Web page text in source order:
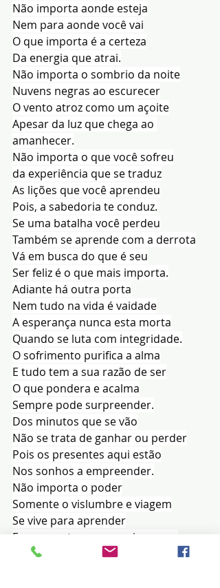
Não importa aonde esteja
Nem para aonde você vai
O que importa é a certeza
Da energia que atrai.
Não importa o sombrio da noite
Nuvens negras ao escurecer
O vento atroz como um açoite
Apesar da luz que chega ao
amanhecer.
Não importa o que você sofreu
da experiência que se traduz
As lições que você aprendeu
Pois, a sabedoria te conduz.
Se uma batalha você perdeu
Também se aprende com a derrota
Vá em busca do que é seu
Ser feliz é o que mais importa.
Adiante há outra porta
Nem tudo na vida é vaidade
A esperança nunca esta morta
Quando se luta com integridade.
O sofrimento purifica a alma
E tudo tem a sua razão de ser
O que pondera e acalma
Sempre pode surpreender.
Dos minutos que se vão
Não se trata de ganhar ou perder
Pois os presentes aqui estão
Nos sonhos a empreender.
Não importa o poder
Somente o vislumbre e viagem
Se vive para aprender
E se encantar com a paisagem...